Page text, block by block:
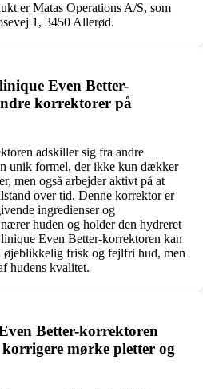
er Matas Operations A/S, som
1, 3450 Allerød.
Even Better-
korrektorer på
adskiller sig fra andre
unik formel, der ikke kun dækker
men også arbejder aktivt på at
over tid. Denne korrektor er
ingredienser og
huden og holder den hydreret
Even Better-korrektoren kan
øjeblikkelig frisk og fejlfri hud, men
hudens kvalitet.
Better-korrektoren
mørke pletter og